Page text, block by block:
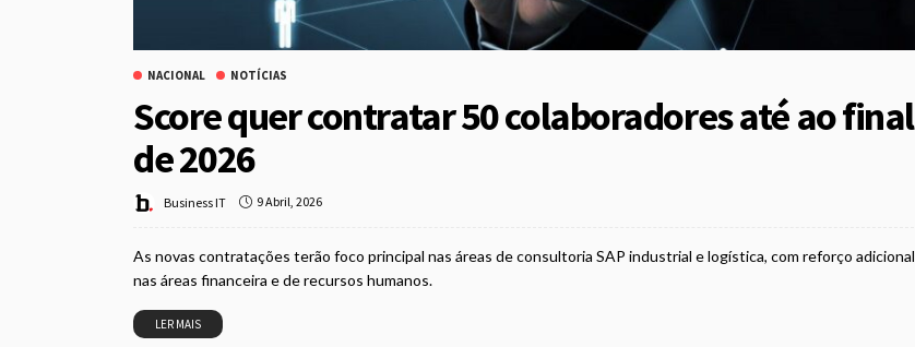
NACIONAL NOTÍCIAS
Score quer contratar 50 colaboradores até ao final
de 2026
Business IT 9 Abril, 2026
As novas contratações terão foco principal nas áreas de consultoria SAP industrial e logística, com reforço adicional
nas áreas financeira e de recursos humanos.
LER MAIS